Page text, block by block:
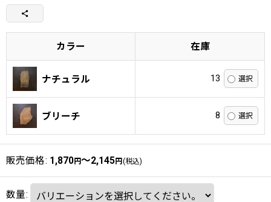
カラー 在庫
ナチュラル 13
ブリーチ 8
販売価格: 1,870円 ～2,145円 (税込)
数量: